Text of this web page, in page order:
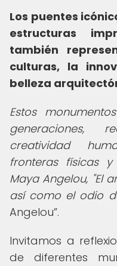
Los puentes
estructuras
también
culturas, la
belleza
Estos
generaciones,
creatividad
fronteras físicas
Maya Angelou, "El
así como el odio
Angelou .
Invitamos a
de diferentes